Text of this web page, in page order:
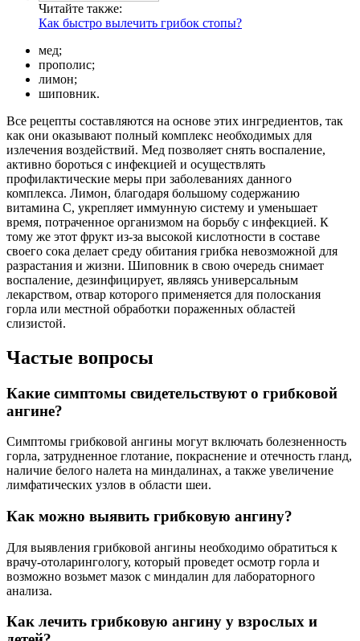
Читайте также:
Как быстро вылечить грибок стопы?
мед;
прополис;
лимон;
шиповник.
Все рецепты составляются на основе этих ингредиентов, так
как они оказывают полный комплекс необходимых для
излечения воздействий. Мед позволяет снять воспаление,
активно бороться с инфекцией и осуществлять
профилактические меры при заболеваниях данного
комплекса. Лимон, благодаря большому содержанию
витамина С, укрепляет иммунную систему и уменьшает
время, потраченное организмом на борьбу с инфекцией. К
тому же этот фрукт из-за высокой кислотности в составе
своего сока делает среду обитания грибка невозможной для
разрастания и жизни. Шиповник в свою очередь снимает
воспаление, дезинфицирует, являясь универсальным
лекарством, отвар которого применяется для полоскания
горла или местной обработки пораженных областей
слизистой.
Частые вопросы
Какие симптомы свидетельствуют о грибковой
ангине?
Симптомы грибковой ангины могут включать болезненность
горла, затрудненное глотание, покраснение и отечность гланд,
наличие белого налета на миндалинах, а также увеличение
лимфатических узлов в области шеи.
Как можно выявить грибковую ангину?
Для выявления грибковой ангины необходимо обратиться к
врачу-отоларингологу, который проведет осмотр горла и
возможно возьмет мазок с миндалин для лабораторного
анализа.
Как лечить грибковую ангину у взрослых и